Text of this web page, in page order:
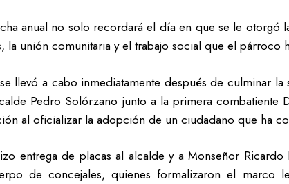
anual no solo recordará el día en que se le
la unión comunitaria y el trabajo social que el
llevó a cabo inmediatamente después de culminar
Pedro Solórzano junto a la primera combatiente
al oficializar la adopción de un ciudadano que ha
entrega de placas al alcalde y a Monseñor
de concejales, quienes formalizaron el